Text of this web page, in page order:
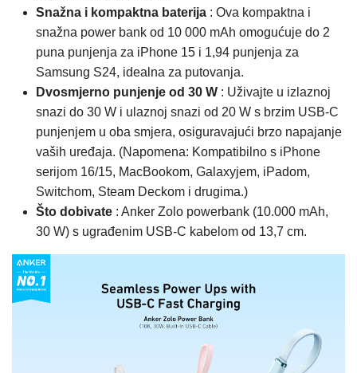
Snažna i kompaktna baterija : Ova kompaktna i
snažna power bank od 10 000 mAh omogućuje do 2
puna punjenja za iPhone 15 i 1,94 punjenja za
Samsung S24, idealna za putovanja.
Dvosmjerno punjenje od 30 W : Uživajte u izlaznoj
snazi ​​do 30 W i ulaznoj snazi ​​od 20 W s brzim USB-C
punjenjem u oba smjera, osiguravajući brzo napajanje
vaših uređaja. (Napomena: Kompatibilno s iPhone
serijom 16/15, MacBookom, Galaxyjem, iPadom,
Switchom, Steam Deckom i drugima.)
Što dobivate : Anker Zolo powerbank (10.000 mAh,
30 W) s ugrađenim USB-C kabelom od 13,7 cm.